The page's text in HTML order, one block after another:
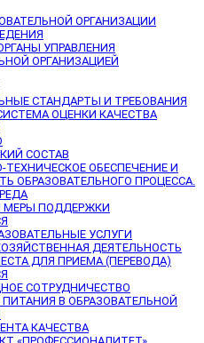
ОРГАНИЗАЦИИ
УПРАВЛЕНИЯ
ОРГАНИЗАЦИЕЙ
СТАНДАРТЫ И ТРЕБОВАНИЯ
ОЦЕНКИ КАЧЕСТВА
СОСТАВ
ТЕХНИЧЕСКОЕ ОБЕСПЕЧЕНИЕ И
ОБРАЗОВАТЕЛЬНОГО ПРОЦЕССА.
МЕРЫ ПОДДЕРЖКИ
УСЛУГИ
ДЕЯТЕЛЬНОСТЬ
ДЛЯ ПРИЕМА (ПЕРЕВОДА)
СОТРУДНИЧЕСТВО
В ОБРАЗОВАТЕЛЬНОЙ
КАЧЕСТВА